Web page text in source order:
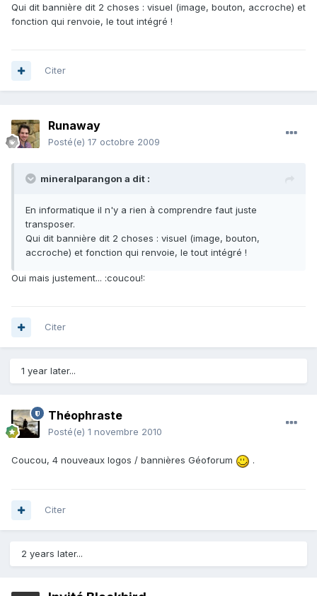
Qui dit bannière dit 2 choses : visuel (image, bouton, accroche) et
fonction qui renvoie, le tout intégré !
Citer
Runaway
Posté(e) 17 octobre 2009
mineralparangon a dit :
En informatique il n'y a rien à comprendre faut juste
transposer.
Qui dit bannière dit 2 choses : visuel (image, bouton,
accroche) et fonction qui renvoie, le tout intégré !
Oui mais justement... :coucou!:
Citer
1 year later...
Théophraste
Posté(e) 1 novembre 2010
Coucou, 4 nouveaux logos / bannières Géoforum .
Citer
2 years later...